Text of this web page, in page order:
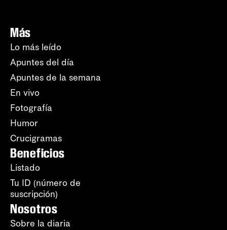
Más
Lo más leído
Apuntes del día
Apuntes de la semana
En vivo
Fotografía
Humor
Crucigramas
Beneficios
Listado
Tu ID (número de
suscripción)
Nosotros
Sobre la diaria